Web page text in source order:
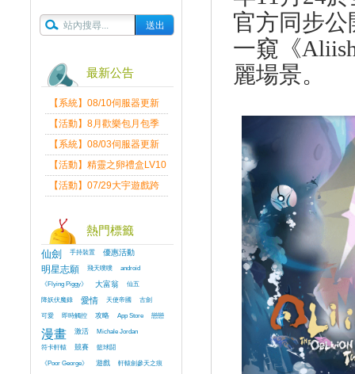
最新公告
【系統】08/10伺服器更新
維護公告
【活動】8月歡樂包月包季
送
【系統】08/03伺服器更新
維護公告
【活動】精靈之卵禮盒LV10
限量發送中
【活動】07/29大宇遊戲跨
熱門標籤
仙劍 手持裝置 優惠活動
明星志願 飛天噗噗
android
《Flying Piggy》
大富翁
仙五
降妖伏魔錄
愛情 天使帝國
古劍
可愛
即時觸控 攻略 App Store 戀戀
漫畫 激活
Michale Jordan
符卡軒轅
競賽
籃球鬪
《Poor George》
遊戲 軒轅劍參天之痕
官方同步
一窺《
麗場景。